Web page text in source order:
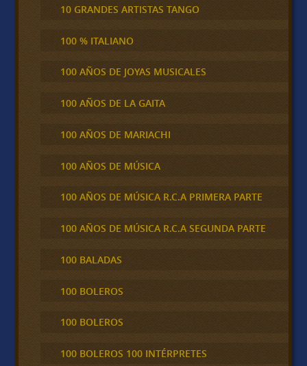
10 GRANDES ARTISTAS TANGO
100 % ITALIANO
100 AÑOS DE JOYAS MUSICALES
100 AÑOS DE LA GAITA
100 AÑOS DE MARIACHI
100 AÑOS DE MÚSICA
100 AÑOS DE MÚSICA R.C.A PRIMERA PARTE
100 AÑOS DE MÚSICA R.C.A SEGUNDA PARTE
100 BALADAS
100 BOLEROS
100 BOLEROS
100 BOLEROS 100 INTÉRPRETES